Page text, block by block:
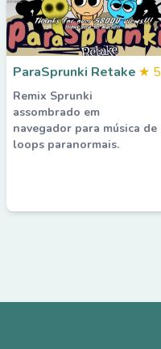
ParaSprunki Retake ★ 5
Remix Sprunki
assombrado em
navegador para música de
loops paranormais.